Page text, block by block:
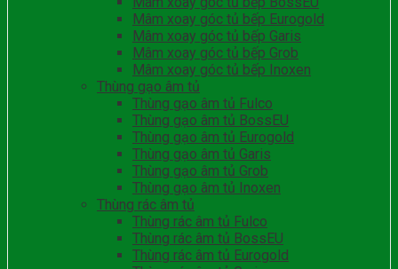
Mâm xoay góc tủ bếp Eurogold
Mâm xoay góc tủ bếp Garis
Mâm xoay góc tủ bếp Grob
Mâm xoay góc tủ bếp Inoxen
Thùng gạo âm tủ
Thùng gạo âm tủ Fulco
Thùng gạo âm tủ BossEU
Thùng gạo âm tủ Eurogold
Thùng gạo âm tủ Garis
Thùng gạo âm tủ Grob
Thùng gạo âm tủ Inoxen
Thùng rác âm tủ
Thùng rác âm tủ Fulco
Thùng rác âm tủ BossEU
Thùng rác âm tủ Eurogold